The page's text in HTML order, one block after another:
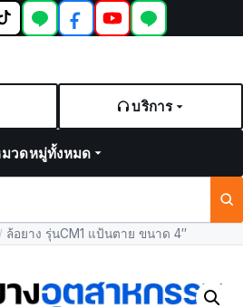
บริการ
วดหมู่ทั้งหมด
/ ล้อยาง รุ่นCM1 แป้นตาย ขนาด 4″